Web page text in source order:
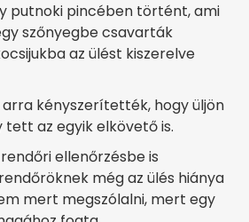
putnoki pincében történt, ami
szőnyegbe csavarták
az ülést kiszerelve
kényszerítették, hogy üljön
az egyik elkövető is.
ellenőrzésbe is
még az ülés hiánya
mert megszólalni, mert egy